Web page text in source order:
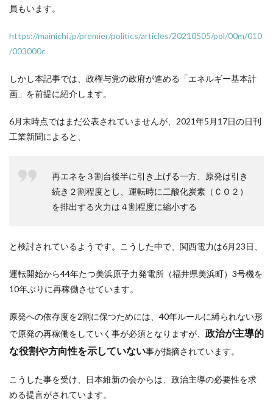
員もいます。
https://mainichi.jp/premier/politics/articles/20210505/pol/00m/010
/003000c
しかし本記事では、政権与党の政府が進める「エネルギー基本計
画」を前提に紹介します。
6月末時点ではまだ公表されていませんが、2021年5月17日の日刊
工業新聞によると、
再エネを３割台後半に引き上げる一方、原発は引き
続き２割程度とし、運転時に二酸化炭素（ＣＯ２）
を排出する火力は４割程度に縮小する
と検討されているようです。こうした中で、関西電力は6月23日、
運転開始から44年たつ美浜原子力発電所（福井県美浜町）3号機を
10年ぶりに再稼働させています。
原発への依存度を2割に保つためには、40年ルールに縛られない形
で原発の再稼働をしていく事が必須となりますが、 政治が主導的
な役割や方向性を示していない事が指摘されています。
こうした事を受け、日本維新の会からは、政治主導の必要性を求
める提言がされています。